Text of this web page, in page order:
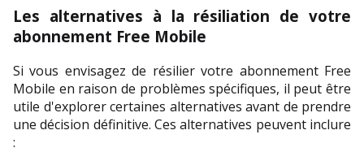
Les alternatives à la résiliation de votre
abonnement Free Mobile
Si vous envisagez de résilier votre abonnement Free
Mobile en raison de problèmes spécifiques, il peut être
utile d'explorer certaines alternatives avant de prendre
une décision définitive. Ces alternatives peuvent inclure
: